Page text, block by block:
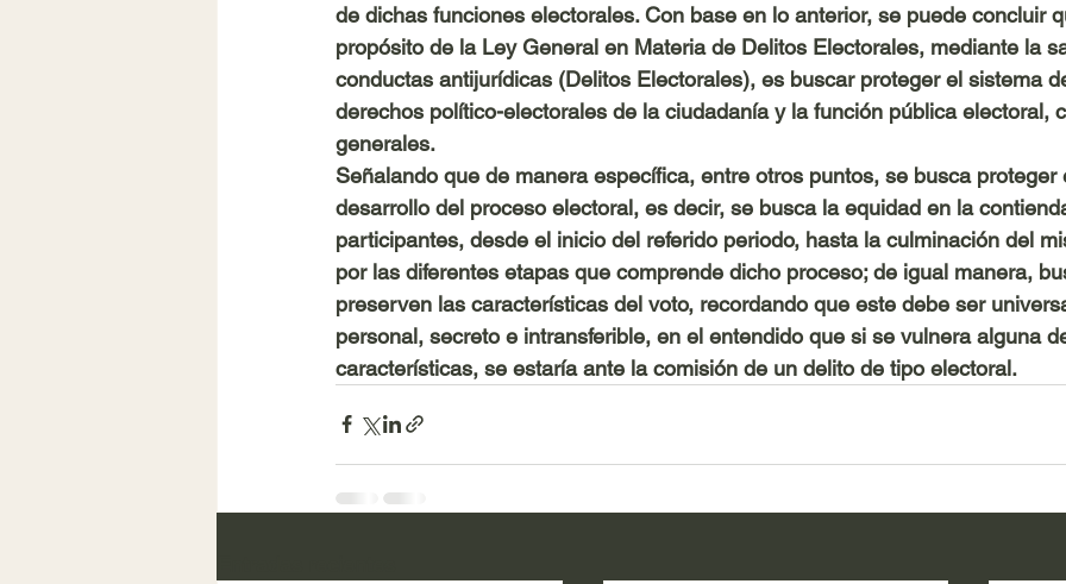
de dichas funciones electorales. Con base en lo anterior, se puede concluir
propósito de la Ley General en Materia de Delitos Electorales, mediante la
conductas antijurídicas (Delitos Electorales), es buscar proteger el sistema
derechos político-electorales de la ciudadanía y la función pública electoral,
generales.
Señalando que de manera específica, entre otros puntos, se busca proteger
desarrollo del proceso electoral, es decir, se busca la equidad en la
participantes, desde el inicio del referido periodo, hasta la culminación del
por las diferentes etapas que comprende dicho proceso; de igual manera,
preserven las características del voto, recordando que este debe ser
personal, secreto e intransferible, en el entendido que si se vulnera alguna
características, se estaría ante la comisión de un delito de tipo electoral.